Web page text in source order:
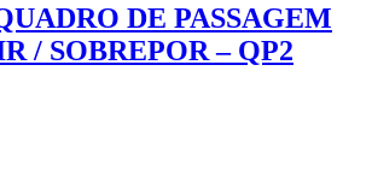
DE PASSAGEM
/ SOBREPOR – QP2